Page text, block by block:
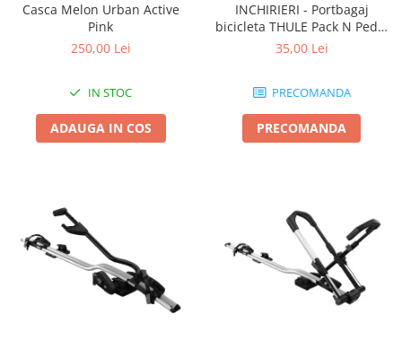
Casca Melon Urban Active
Pink
250,00 Lei
IN STOC
ADAUGA IN COS
INCHIRIERI - Portbagaj
bicicleta THULE Pack N Pedal
tour rack
35,00 Lei
PRECOMANDA
PRECOMANDA